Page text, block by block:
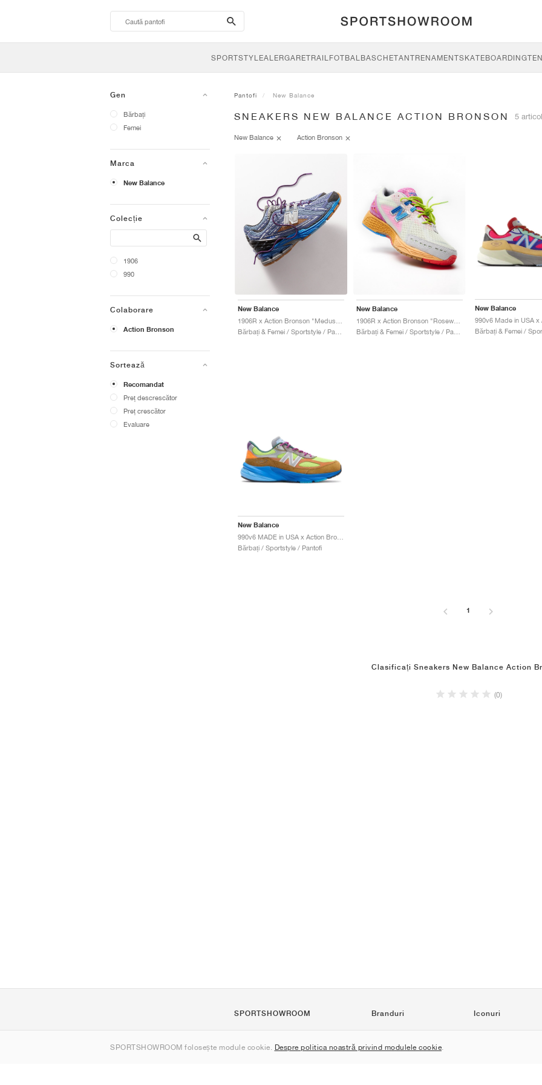
search-
btn
SPORTSTYLEALERGARETRAILFOTBALBASCHETANTRENAMENTSKATEBOARDING
Gen
Bărbați
Femei
Marca
New Balance
Colecție
Search
1906
990
Colaborare
Action Bronson
Sortează
Recomandat
Preț descrescător
Preț crescător
Evaluare
Pantofi New Balance
SNEAKERS NEW BALANCE ACTION BRONSON 5
New Balance Action Bronson
New Balance New Balance
1906R x Action Bronson "Rosewater"
New Balance
New Balance
Bărbați / Sportstyle / Pantofi
1
Clasificați Sneakers New Balance Action
(0)
SPORTSHOWROOM folosește module cookie. Despre politica noastră privind modulele cookie
SPORTSHOWROOM
Contact
Branduri
Jordan
Iconuri